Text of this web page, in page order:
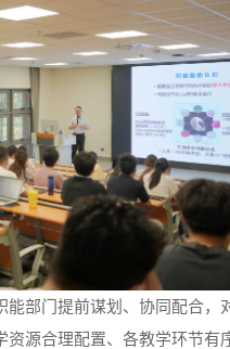
部门提前谋划、协同配合，
源合理配置、各教学环节有